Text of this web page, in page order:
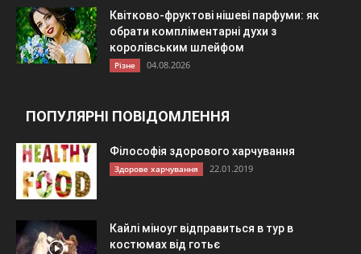
Квітково-фруктові нішеві парфуми: як
обрати компліментарні духи з
королівським шлейфом
Різне 04.08.2026
ПОПУЛЯРНІ ПОВІДОМЛЕННЯ
Філософія здорового харчування
Здорове харчування 22.01.2019
Кайлі міноуг відправиться в тур в
костюмах від готьє